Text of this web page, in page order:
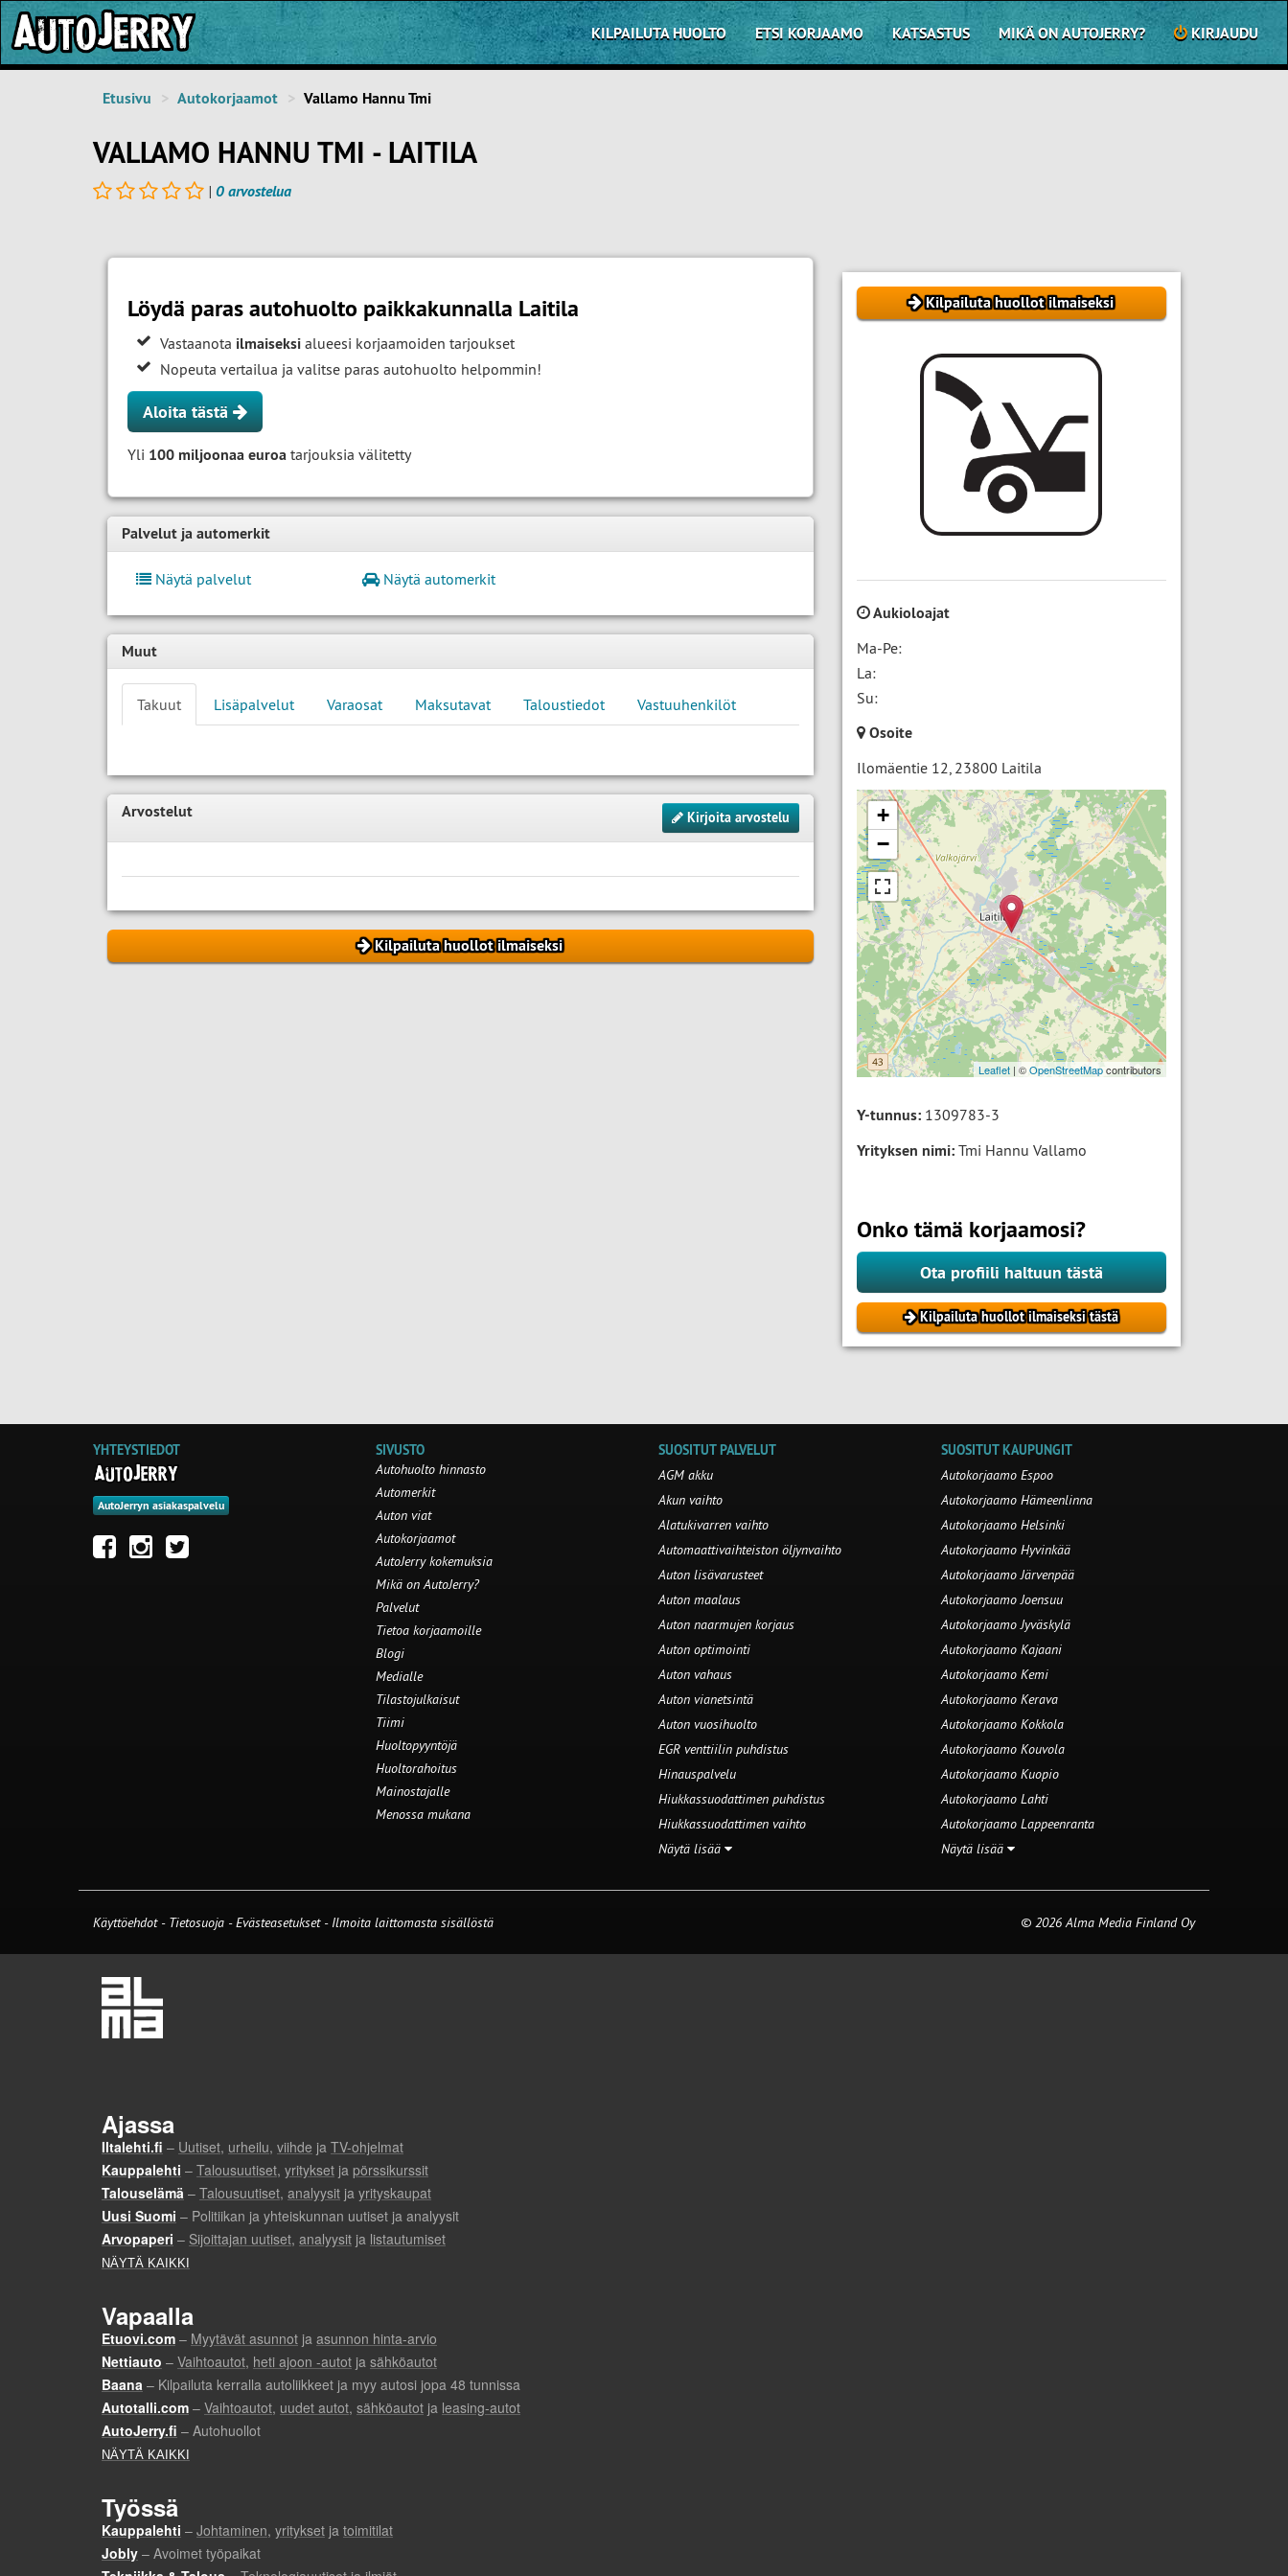
KILPAILUTA HUOLTO ETSI KORJAAMO KATSASTUS MIKÄ ON AUTOJERRY? KIRJAUDU
Etusivu Autokorjaamot Vallamo Hannu Tmi
VALLAMO HANNU TMI - LAITILA
| 0 arvostelua
Kilpailuta huollot ilmaiseksi
Aukioloajat
Ma-Pe:
La:
Su:
Osoite
Ilomäentie 12, 23800 Laitila
+
−
Leaflet | ©OpenStreetMapcontributors
Y-tunnus:1309783-3
Yrityksen nimi:Tmi Hannu Vallamo
Onko tämä korjaamosi?
Ota profiili haltuun tästä
Kilpailuta huollot ilmaiseksi tästä
Löydä paras autohuolto paikkakunnalla Laitila
Vastaanota ilmaiseksi alueesi korjaamoiden tarjoukset
Nopeuta vertailua ja valitse paras autohuolto helpommin!
Aloita tästä
Yli 100 miljoonaa euroa tarjouksia välitetty
Palvelut ja automerkit
Näytä palvelut Näytä automerkit
Muut
Takuut Lisäpalvelut Varaosat Maksutavat Taloustiedot Vastuuhenkilöt
Arvostelut Kirjoita arvostelu
Kilpailuta huollot ilmaiseksi
YHTEYSTIEDOT
AutoJerryn asiakaspalvelu
SIVUSTO
Autohuolto hinnasto
Automerkit
Auton viat
Autokorjaamot
AutoJerry kokemuksia
Mikä on AutoJerry?
Palvelut
Tietoa korjaamoille
Blogi
Medialle
Tilastojulkaisut
Tiimi
Huoltopyyntöjä
Huoltorahoitus
Mainostajalle
Menossa mukana
SUOSITUT PALVELUT
AGM akku
Akun vaihto
Alatukivarren vaihto
Automaattivaihteiston öljynvaihto
Auton lisävarusteet
Auton maalaus
Auton naarmujen korjaus
Auton optimointi
Auton vahaus
Auton vianetsintä
Auton vuosihuolto
EGR venttiilin puhdistus
Hinauspalvelu
Hiukkassuodattimen puhdistus
Hiukkassuodattimen vaihto
Näytä lisää
SUOSITUT KAUPUNGIT
Autokorjaamo Espoo
Autokorjaamo Hämeenlinna
Autokorjaamo Helsinki
Autokorjaamo Hyvinkää
Autokorjaamo Järvenpää
Autokorjaamo Joensuu
Autokorjaamo Jyväskylä
Autokorjaamo Kajaani
Autokorjaamo Kemi
Autokorjaamo Kerava
Autokorjaamo Kokkola
Autokorjaamo Kouvola
Autokorjaamo Kuopio
Autokorjaamo Lahti
Autokorjaamo Lappeenranta
Näytä lisää
Käyttöehdot - Tietosuoja -Evästeasetukset- Ilmoita laittomasta sisällöstä © 2026 Alma Media Finland Oy